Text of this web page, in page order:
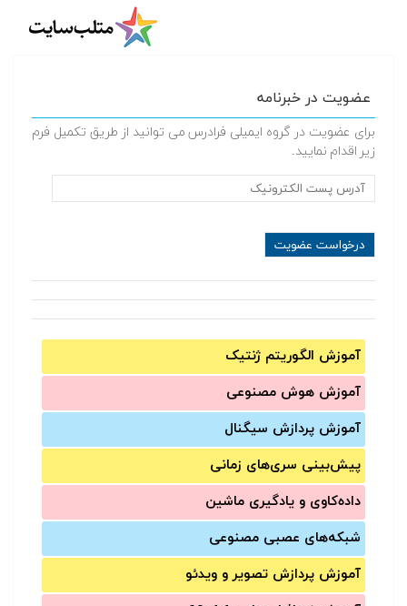
عضویت در خبرنامه
برای عضویت در گروه ایمیلی فرادرس می توانید از طریق تکمیل فرم
زیر اقدام نمایید.
آموزش الگوریتم ژنتیک
آموزش‌ هوش مصنوعی
آموزش‌ پردازش سیگنال
پیش‌‌بینی سری‌‌های زمانی
داده‌کاوی و یادگیری ماشین
شبکه‌های عصبی مصنوعی
آموزش‌ پردازش تصویر و ویدئو